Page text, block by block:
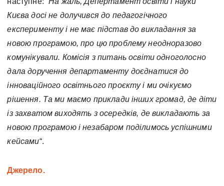
Києва досі не долучився до педагогічного
експерименту і не має підстав до викладання за
новою програмою, про цю проблему неодноразово
комунікували. Комісія з питань освіти одноголосно
дала доручення департаменту доєднатися до
інноваційного освітнього проєкту і ми очікуємо
рішення. Та ми маємо приклади інших громад, де діти
із захватом виходять з осередків, де викладають за
новою програмою і незабаром поділимось успішними
кейсами“.
Джерело.